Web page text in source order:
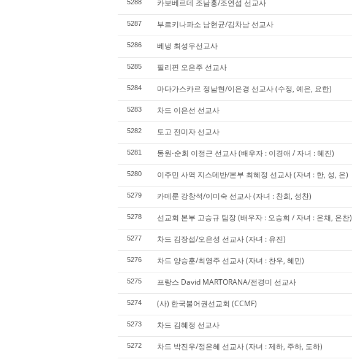
5288 카보베르데 조남홍/조연섭 선교사
5287 부르키나파소 남현균/김차남 선교사
5286 베냉 최성우선교사
5285 필리핀 오은주 선교사
5284 마다가스카르 정남현/이은경 선교사 (수정, 예은, 요한)
5283 차드 이은선 선교사
5282 토고 전미자 선교사
5281 동원⋅순회 이정근 선교사 (배우자 : 이경애 / 자녀 : 혜진)
5280 이주민 사역 지스데반/본부 최혜정 선교사 (자녀 : 한, 성, 은)
5279 카메룬 강창석/이미숙 선교사 (자녀 : 찬희, 성찬)
5278 선교회 본부 고승규 팀장 (배우자 : 오승희 / 자녀 : 은채, 은찬)
5277 차드 김장섭/오은성 선교사 (자녀 : 유진)
5276 차드 양승훈/최영주 선교사 (자녀 : 찬우, 혜민)
5275 프랑스 David MARTORANA/전경미 선교사
5274 (사) 한국불어권선교회 (CCMF)
5273 차드 김혜정 선교사
5272 차드 박진우/정은혜 선교사 (자녀 : 제하, 주하, 도하)